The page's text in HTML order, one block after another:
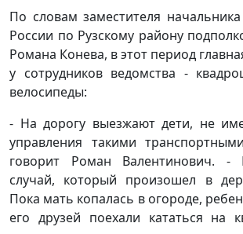
По словам заместителя
России по Рузскому району
Романа Конева, в этот период
у сотрудников ведомства -
велосипеды:
- На дорогу выезжают дети, не
управления такими
говорит Роман Валентинович. -
случай, который произошел в
Пока мать копалась в огороде,
его друзей поехали кататься на